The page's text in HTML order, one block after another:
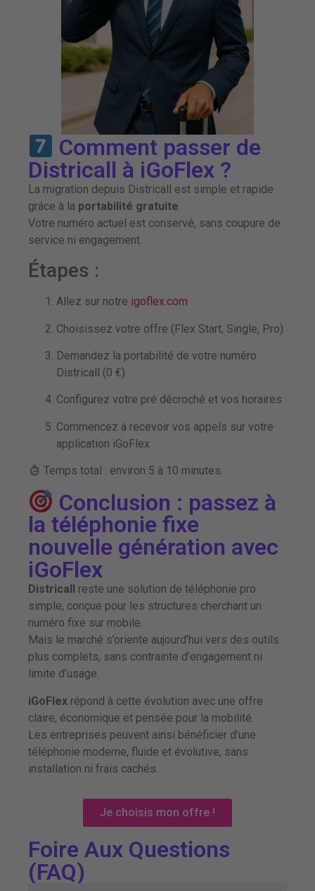
Comment passer de
Districall à iGoFlex ?
La migration depuis Districall est simple et rapide
grâce à la portabilité gratuite.
Votre numéro actuel est conservé, sans coupure de
service ni engagement.
Étapes :
Allez sur notre igoflex.com
Choisissez votre offre (Flex Start, Single, Pro)
Demandez la portabilité de votre numéro
Districall (0 €)
Configurez votre pré décroché et vos horaires
Commencez à recevoir vos appels sur votre
application iGoFlex
Temps total : environ 5 à 10 minutes.
Conclusion : passez à
la téléphonie fixe
nouvelle génération avec
iGoFlex
Districall
reste une solution de téléphonie pro
simple, conçue pour les structures cherchant un
numéro fixe sur mobile.
Mais le marché s’oriente aujourd’hui vers des outils
plus complets, sans contrainte d’engagement ni
limite d’usage.
iGoFlex répond à cette évolution avec une offre
claire, économique et pensée pour la mobilité.
Les entreprises peuvent ainsi bénéficier d’une
téléphonie moderne, fluide et évolutive, sans
installation ni frais cachés.
Je choisis mon offre !
Foire Aux Questions
(FAQ)